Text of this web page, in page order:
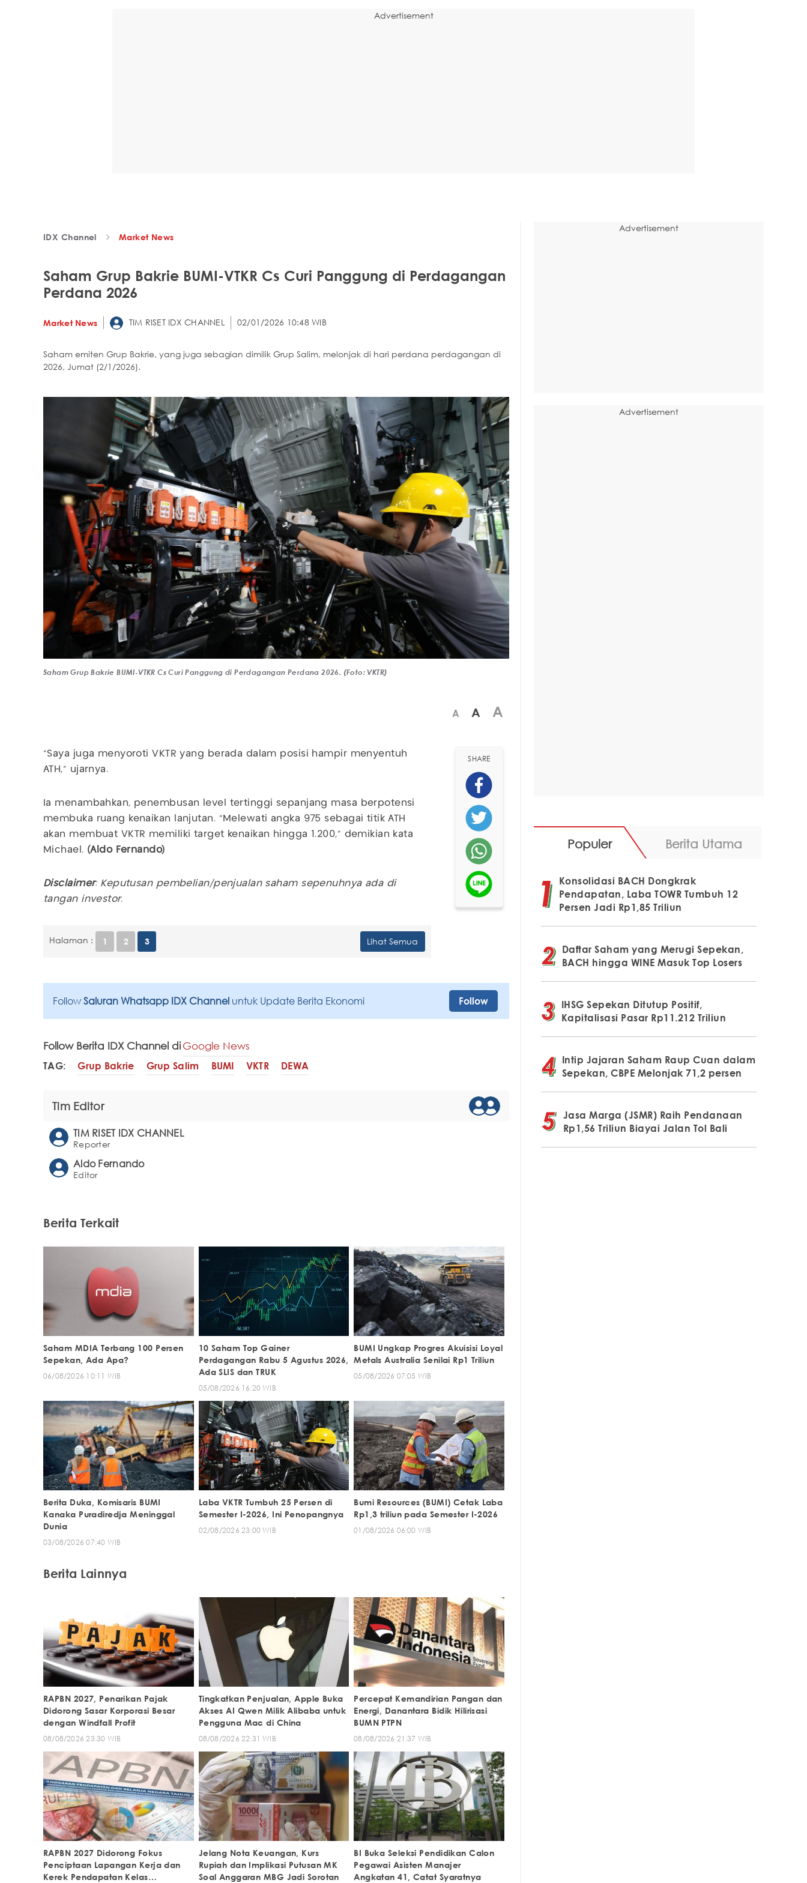
Advertisement
IDX Channel Market News
Saham Grup Bakrie BUMI-VTKR Cs Curi Panggung di Perdagangan
Perdana 2026
Market News TIM RISET IDX CHANNEL 02/01/2026 10:48 WIB
Saham emiten Grup Bakrie, yang juga sebagian dimilik Grup Salim, melonjak di hari perdana perdagangan di
2026, Jumat (2/1/2026).
Saham Grup Bakrie BUMI-VTKR Cs Curi Panggung di Perdagangan Perdana 2026. (Foto: VKTR)
A A A
“Saya juga menyoroti VKTR yang berada dalam posisi hampir menyentuh
ATH,” ujarnya.
Ia menambahkan, penembusan level tertinggi sepanjang masa berpotensi
membuka ruang kenaikan lanjutan. “Melewati angka 975 sebagai titik ATH
akan membuat VKTR memiliki target kenaikan hingga 1.200,” demikian kata
Michael. (Aldo Fernando)
Disclaimer: Keputusan pembelian/penjualan saham sepenuhnya ada di
tangan investor.
Halaman : 1 2 3 Lihat Semua
SHARE
Follow Saluran Whatsapp IDX Channel untuk Update Berita Ekonomi Follow
Follow Berita IDX Channel diGoogle News
TAG: Grup Bakrie Grup Salim BUMI VKTR DEWA
Tim Editor
TIM RISET IDX CHANNEL
Reporter
Aldo Fernando
Editor
Berita Terkait
Saham MDIA Terbang 100 Persen
Sepekan, Ada Apa?
06/08/2026 10:11 WIB
10 Saham Top Gainer
Perdagangan Rabu 5 Agustus 2026,
Ada SLIS dan TRUK
05/08/2026 16:20 WIB
BUMI Ungkap Progres Akuisisi Loyal
Metals Australia Senilai Rp1 Triliun
05/08/2026 07:05 WIB
Berita Duka, Komisaris BUMI
Kanaka Puradiredja Meninggal
Dunia
03/08/2026 07:40 WIB
Laba VKTR Tumbuh 25 Persen di
Semester I-2026, Ini Penopangnya
02/08/2026 23:00 WIB
Bumi Resources (BUMI) Cetak Laba
Rp1,3 triliun pada Semester I-2026
01/08/2026 06:00 WIB
Berita Lainnya
RAPBN 2027, Penarikan Pajak
Didorong Sasar Korporasi Besar
dengan Windfall Profit
08/08/2026 23:30 WIB
Tingkatkan Penjualan, Apple Buka
Akses AI Qwen Milik Alibaba untuk
Pengguna Mac di China
08/08/2026 22:31 WIB
Percepat Kemandirian Pangan dan
Energi, Danantara Bidik Hilirisasi
BUMN PTPN
08/08/2026 21:37 WIB
RAPBN 2027 Didorong Fokus
Penciptaan Lapangan Kerja dan
Kerek Pendapatan Kelas
Jelang Nota Keuangan, Kurs
Rupiah dan Implikasi Putusan MK
Soal Anggaran MBG Jadi Sorotan
BI Buka Seleksi Pendidikan Calon
Pegawai Asisten Manajer
Angkatan 41, Catat Syaratnya
Advertisement
Advertisement
Populer Berita Utama
Konsolidasi BACH Dongkrak
Pendapatan, Laba TOWR Tumbuh 12
Persen Jadi Rp1,85 Triliun
Daftar Saham yang Merugi Sepekan,
BACH hingga WINE Masuk Top Losers
IHSG Sepekan Ditutup Positif,
Kapitalisasi Pasar Rp11.212 Triliun
Intip Jajaran Saham Raup Cuan dalam
Sepekan, CBPE Melonjak 71,2 persen
Jasa Marga (JSMR) Raih Pendanaan
Rp1,56 Triliun Biayai Jalan Tol Bali